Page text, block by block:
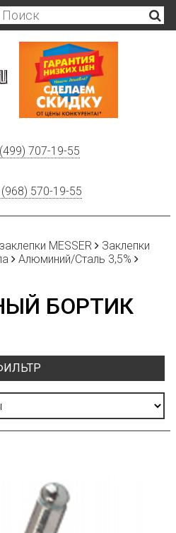
707-19-55
570-19-55
MESSER
Заклепки
Алюминий/Сталь 3,5%
БОРТИК